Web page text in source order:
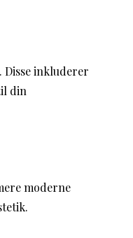
inkluderer
din
moderne